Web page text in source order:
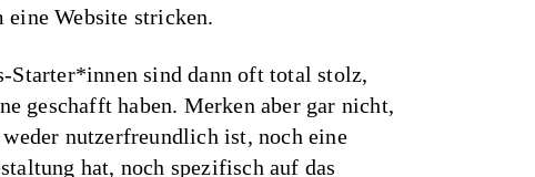
eine Website stricken.
Starter*innen sind dann oft total stolz,
geschafft haben. Merken aber gar nicht,
weder nutzerfreundlich ist, noch eine
hat, noch spezifisch auf das